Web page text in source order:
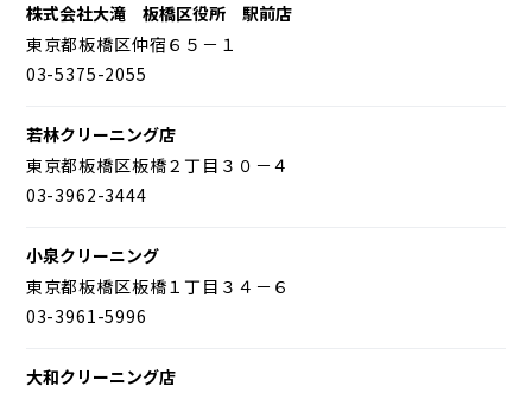
株式会社大滝 板橋区役所 駅前店
東京都板橋区仲宿６５－１
03-5375-2055
若林クリーニング店
東京都板橋区板橋２丁目３０－４
03-3962-3444
小泉クリーニング
東京都板橋区板橋１丁目３４－６
03-3961-5996
大和クリーニング店